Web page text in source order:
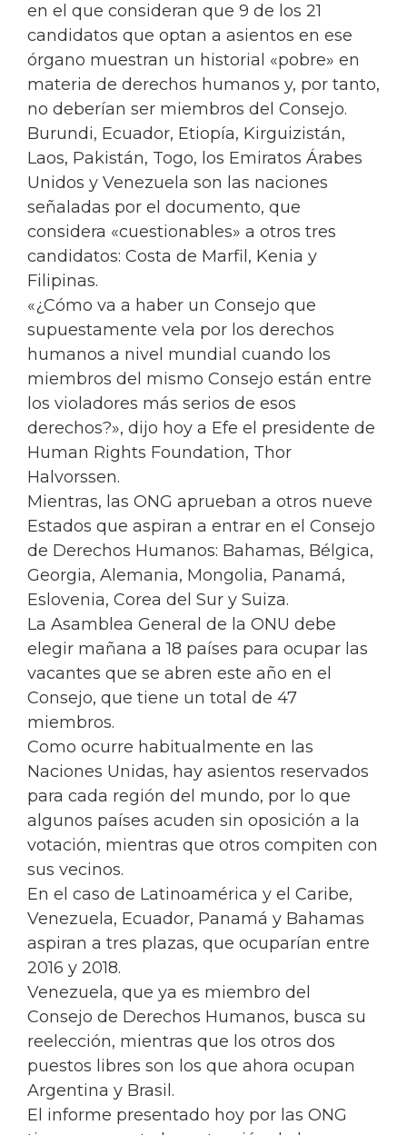
en el que consideran que 9 de los 21
candidatos que optan a asientos en ese
órgano muestran un historial «pobre» en
materia de derechos humanos y, por tanto,
no deberían ser miembros del Consejo.
Burundi, Ecuador, Etiopía, Kirguizistán,
Laos, Pakistán, Togo, los Emiratos Árabes
Unidos y Venezuela son las naciones
señaladas por el documento, que
considera «cuestionables» a otros tres
candidatos: Costa de Marfil, Kenia y
Filipinas.
«¿Cómo va a haber un Consejo que
supuestamente vela por los derechos
humanos a nivel mundial cuando los
miembros del mismo Consejo están entre
los violadores más serios de esos
derechos?», dijo hoy a Efe el presidente de
Human Rights Foundation, Thor
Halvorssen.
Mientras, las ONG aprueban a otros nueve
Estados que aspiran a entrar en el Consejo
de Derechos Humanos: Bahamas, Bélgica,
Georgia, Alemania, Mongolia, Panamá,
Eslovenia, Corea del Sur y Suiza.
La Asamblea General de la ONU debe
elegir mañana a 18 países para ocupar las
vacantes que se abren este año en el
Consejo, que tiene un total de 47
miembros.
Como ocurre habitualmente en las
Naciones Unidas, hay asientos reservados
para cada región del mundo, por lo que
algunos países acuden sin oposición a la
votación, mientras que otros compiten con
sus vecinos.
En el caso de Latinoamérica y el Caribe,
Venezuela, Ecuador, Panamá y Bahamas
aspiran a tres plazas, que ocuparían entre
2016 y 2018.
Venezuela, que ya es miembro del
Consejo de Derechos Humanos, busca su
reelección, mientras que los otros dos
puestos libres son los que ahora ocupan
Argentina y Brasil.
El informe presentado hoy por las ONG